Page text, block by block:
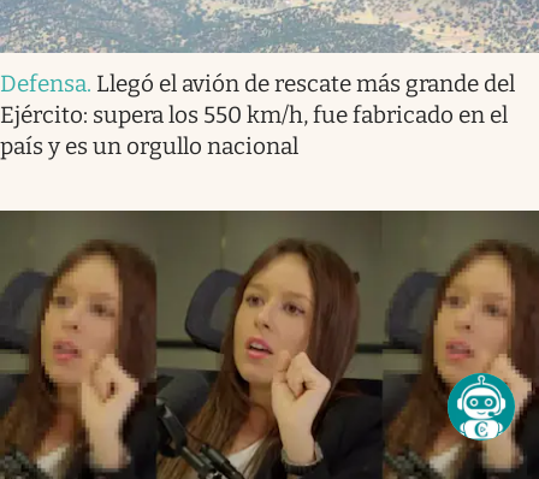
Defensa. Llegó el avión de rescate más grande del
Ejército: supera los 550 km/h, fue fabricado en el
país y es un orgullo nacional